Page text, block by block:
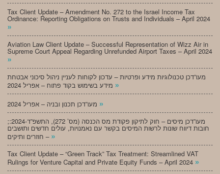
Tax Client Update – Amendment No. 272 to the Israel Income Tax
Ordinance: Reporting Obligations on Trusts and Individuals – April 2024
»
Aviation Law Client Update – Successful Representation of Wizz Air in
Supreme Court Appeal Regarding Unrefunded Airport Taxes – April 2024
»
מעו”דכן טכנולוגיות מידע ופרטיות – עדכון לקוחות לעניין ניהול סיכוני אבטחת
»
»
;מעו”דכן מיסים – חוק לתיקון פקודת מס הכנסה (מס’ 272), התשפ”ד-2024:
חובות דיווח שונות לרשות המיסים בקשר עם נאמנויות, עולים חדשים ותושבים
חוזרים ותיקים – »
Tax Client Update – “Green Track” Tax Treatment: Streamlined VAT
Rulings for Venture Capital and Private Equity Funds – April 2024 »